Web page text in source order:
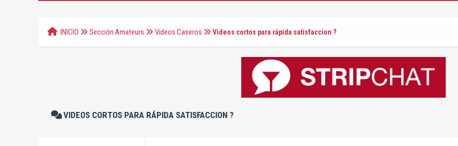
INICIO Sección Amateurs Videos Caseros Videos cortos para rápida satisfaccion ?
VIDEOS CORTOS PARA RÁPIDA SATISFACCION ?